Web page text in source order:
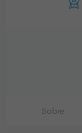
Sobre